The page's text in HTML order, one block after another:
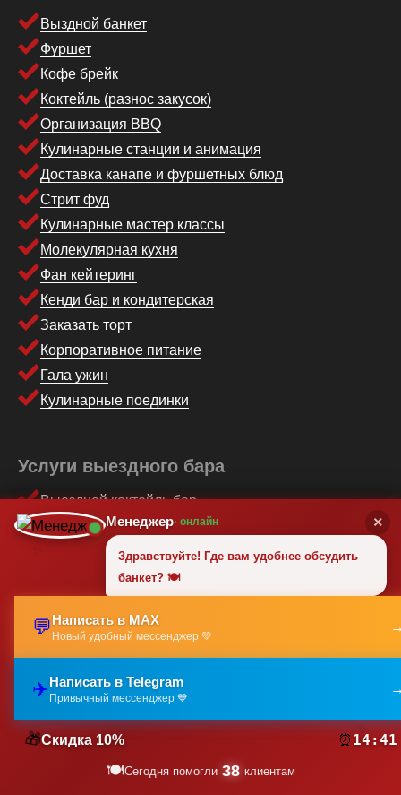
Выздной банкет
Фуршет
Кофе брейк
Коктейль (разнос закусок)
Организация BBQ
Кулинарные станции и анимация
Доставка канапе и фуршетных блюд
Стрит фуд
Кулинарные мастер классы
Молекулярная кухня
Фан кейтеринг
Кенди бар и кондитерская
Заказать торт
Корпоративное питание
Гала ужин
Кулинарные поединки
Услуги выездного бара
Выездной коктейль бар
Молекулярный бар
Фреш бар
Бармен шоу
Пирамида из бокалов шампанского
Услуги сомелье
Пирамида из бокалов шампанского
Шоколадный фонтан
Выездной пивной бар
Бар молочных коктейлей
×
🎉
✨
Менеджер· онлайн
Здравствуйте! Где вам удобнее обсудить
банкет? 🍽️
💬Написать в MAX
Новый удобный мессенджер 💚
✈️Написать в Telegram
Привычный мессенджер 💙
🎁Скидка 10% ⏰ 14:40
🍽️Сегодня помогли 38 клиентам